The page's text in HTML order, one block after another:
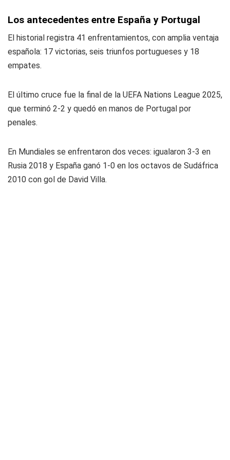
Los antecedentes entre España y Portugal
El historial registra 41 enfrentamientos, con amplia ventaja
española: 17 victorias, seis triunfos portugueses y 18
empates.
El último cruce fue la final de la UEFA Nations League 2025,
que terminó 2-2 y quedó en manos de Portugal por
penales.
En Mundiales se enfrentaron dos veces: igualaron 3-3 en
Rusia 2018 y España ganó 1-0 en los octavos de Sudáfrica
2010 con gol de David Villa.